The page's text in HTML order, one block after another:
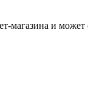
магазина и